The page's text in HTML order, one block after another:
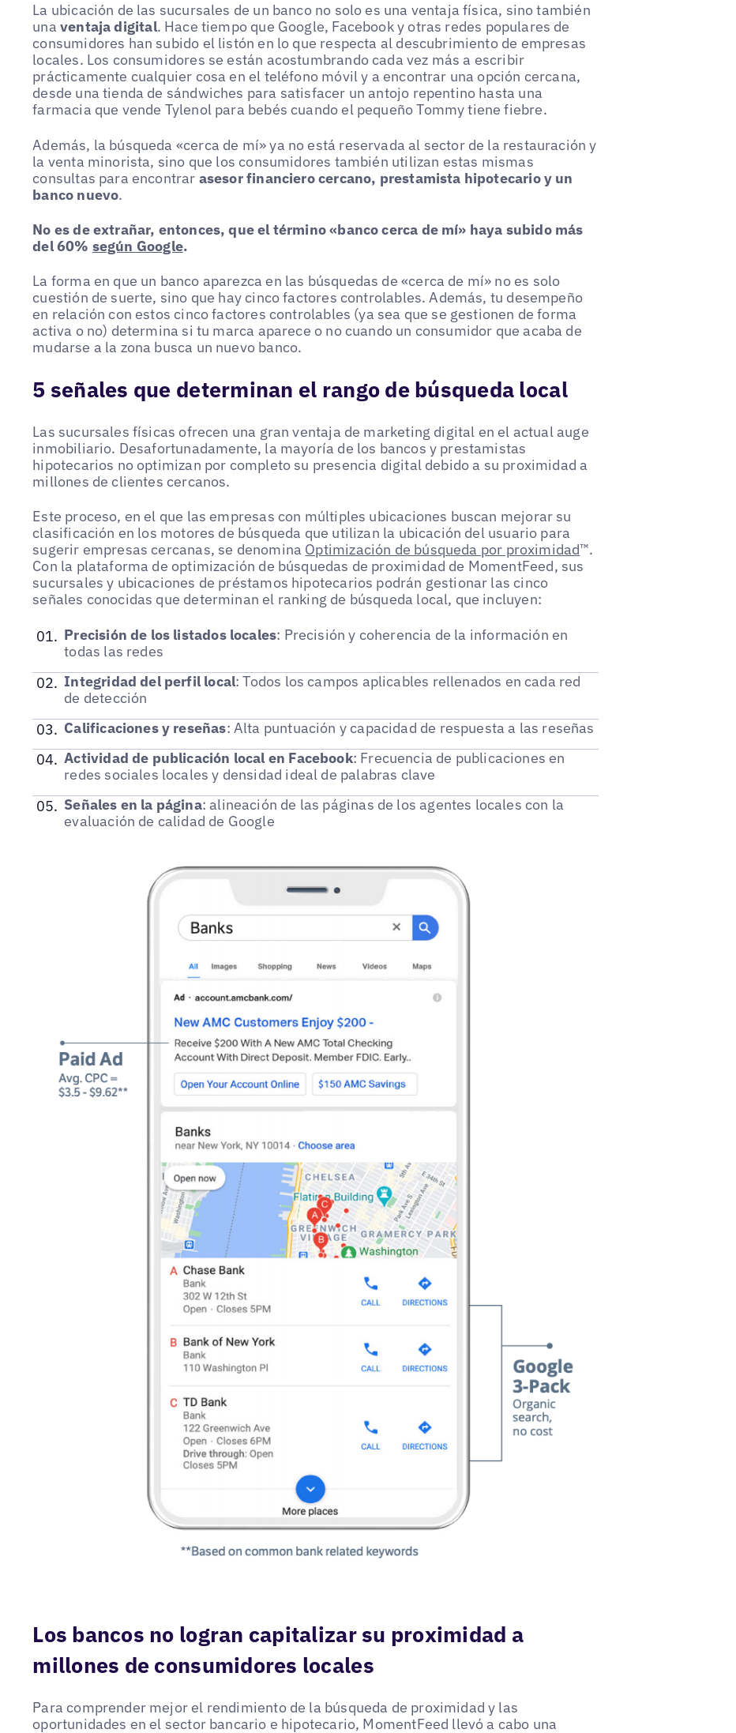
La ubicación de las sucursales de un banco no solo es una ventaja física, sino también
una ventaja digital. Hace tiempo que Google, Facebook y otras redes populares de
consumidores han subido el listón en lo que respecta al descubrimiento de empresas
locales. Los consumidores se están acostumbrando cada vez más a escribir
prácticamente cualquier cosa en el teléfono móvil y a encontrar una opción cercana,
desde una tienda de sándwiches para satisfacer un antojo repentino hasta una
farmacia que vende Tylenol para bebés cuando el pequeño Tommy tiene fiebre.
Además, la búsqueda «cerca de mí» ya no está reservada al sector de la restauración y
la venta minorista, sino que los consumidores también utilizan estas mismas
consultas para encontrar asesor financiero cercano, prestamista hipotecario y un
banco nuevo.
No es de extrañar, entonces, que el término «banco cerca de mí» haya subido más
del 60% según Google.
La forma en que un banco aparezca en las búsquedas de «cerca de mí» no es solo
cuestión de suerte, sino que hay cinco factores controlables. Además, tu desempeño
en relación con estos cinco factores controlables (ya sea que se gestionen de forma
activa o no) determina si tu marca aparece o no cuando un consumidor que acaba de
mudarse a la zona busca un nuevo banco.
5 señales que determinan el rango de búsqueda local
Las sucursales físicas ofrecen una gran ventaja de marketing digital en el actual auge
inmobiliario. Desafortunadamente, la mayoría de los bancos y prestamistas
hipotecarios no optimizan por completo su presencia digital debido a su proximidad a
millones de clientes cercanos.
Este proceso, en el que las empresas con múltiples ubicaciones buscan mejorar su
clasificación en los motores de búsqueda que utilizan la ubicación del usuario para
sugerir empresas cercanas, se denomina Optimización de búsqueda por proximidad™.
Con la plataforma de optimización de búsquedas de proximidad de MomentFeed, sus
sucursales y ubicaciones de préstamos hipotecarios podrán gestionar las cinco
señales conocidas que determinan el ranking de búsqueda local, que incluyen:
Precisión de los listados locales: Precisión y coherencia de la información en
todas las redes
Integridad del perfil local: Todos los campos aplicables rellenados en cada red
de detección
Calificaciones y reseñas: Alta puntuación y capacidad de respuesta a las reseñas
Actividad de publicación local en Facebook: Frecuencia de publicaciones en
redes sociales locales y densidad ideal de palabras clave
Señales en la página: alineación de las páginas de los agentes locales con la
evaluación de calidad de Google
Los bancos no logran capitalizar su proximidad a
millones de consumidores locales
Para comprender mejor el rendimiento de la búsqueda de proximidad y las
oportunidades en el sector bancario e hipotecario, MomentFeed llevó a cabo una